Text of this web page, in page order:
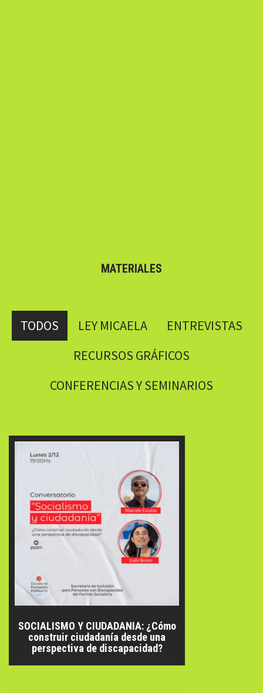
MATERIALES
TODOS LEY MICAELA
ENTREVISTAS
RECURSOS GRÁFICOS
CONFERENCIAS Y SEMINARIOS
SOCIALISMO Y CIUDADANIA: ¿Cómo
construir ciudadanía desde una
perspectiva de discapacidad?